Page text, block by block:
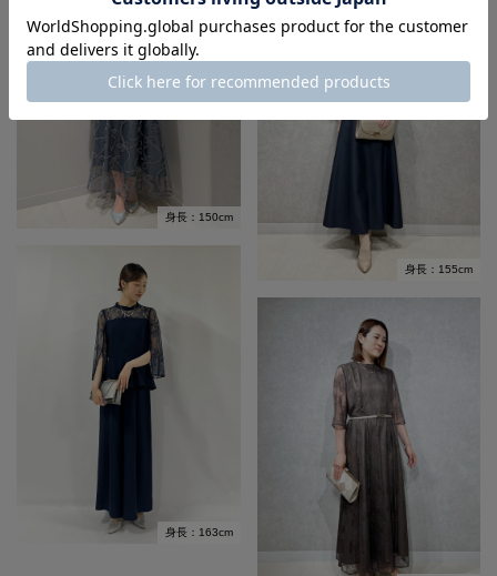
身長：150cm
身長：155cm
身長：163cm